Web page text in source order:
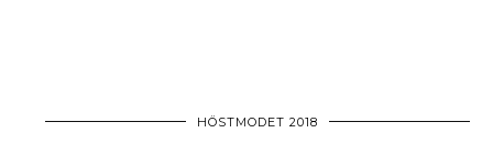
HÖSTMODET 2018